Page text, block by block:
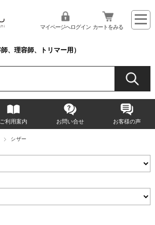
、理容師、トリマー用）
マイページへログイン カートをみる
ご利用案内 お問い合せ お客様の声
シザー